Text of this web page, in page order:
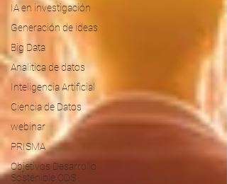
IA en investigación
Generación de ideas
Big Data
Analitica de datos
Inteligencia Artificial
Ciencia de Datos
webinar
PRISMA
Objetivos Desarrollo
Sostenible ODS